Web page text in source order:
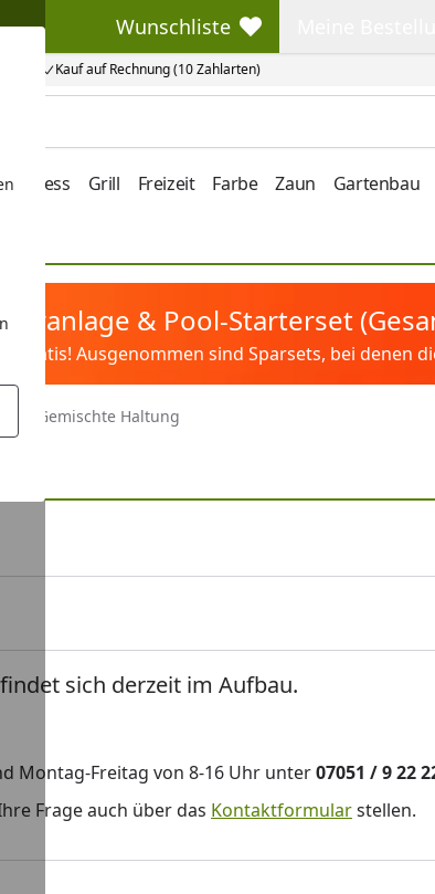
Kauf auf Rechnung (10 Zahlarten)
Wunschliste
Wunschliste
Wellness Grill Freizeit Farbe Zaun Gartenbau
& Pool-Starterset
gratis! Ausgenommen sind Sparsets, bei denen
Oase Gemischte Haltung
sich derzeit im Aufbau.
Montag-Freitag von 8-16 Uhr unter07051 / 9 22
Frage auch über das Kontaktformularstellen.